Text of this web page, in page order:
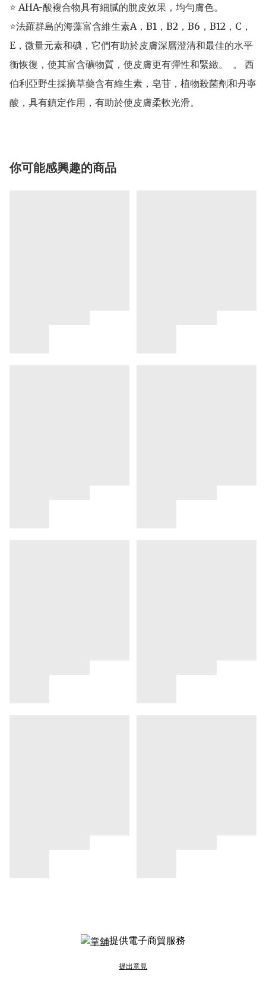
⭐ AHA-酸複合物具有細膩的脫皮效果，均勻膚色。
⭐法羅群島的海藻富含維生素A，B1，B2，B6，B12，C，
E，微量元素和碘，它們有助於皮膚深層澄清和最佳的水平
衡恢復，使其富含礦物質，使皮膚更有彈性和緊緻。  。 西
伯利亞野生採摘草藥含有維生素，皂苷，植物殺菌劑和丹寧
酸，具有鎮定作用，有助於使皮膚柔軟光滑。
你可能感興趣的商品
提供電子商貿服務
提出意見